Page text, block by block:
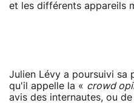
et les différents appareils
Julien Lévy a poursuivi sa
qu'il appelle la « crowd
avis des internautes, ou